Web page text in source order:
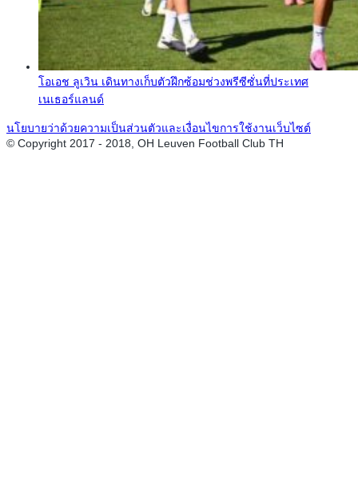
โอเอช ลูเวิน เดินทางเก็บตัวฝึกซ้อมช่วงพรีซีซั่นที่ประเทศ
เนเธอร์แลนด์
นโยบายว่าด้วยความเป็นส่วนตัวและเงื่อนไขการใช้งานเว็บไซต์
© Copyright 2017 - 2018, OH Leuven Football Club TH